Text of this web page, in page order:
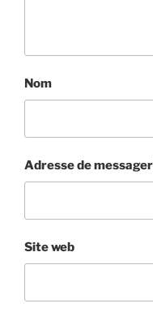
Nom
Adresse de
Site web